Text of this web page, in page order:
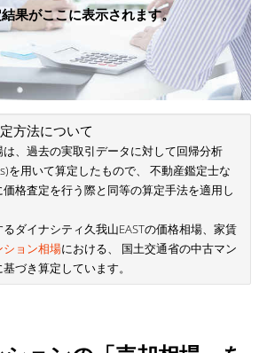
果がここに表示されます。
方法について
、過去の実取引データに対して回帰分析
を用いて算定したもので、 不動産鑑定士な
格査定を行う際と同等の算定手法を適用し
ダイナシティ久我山EASTの価格相場、家賃
ョン相場における、 国土交通省の中古マン
づき算定しています。